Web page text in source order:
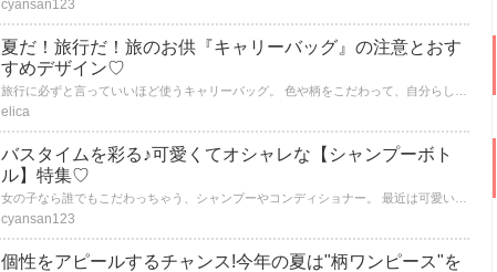
cyansan123
夏だ！旅行だ！旅のお供『キャリーバッグ』の注意とおす
すめデザイン♡
elica
バスタイムを彩る♪可愛くてオシャレな【シャンプーボト
ル】特集♡
cyansan123
個性をアピールするチャンス!今年の夏は"柄ワンピース"を